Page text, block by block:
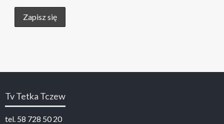
Tv Tetka Tczew
tel. 58 728 50 20